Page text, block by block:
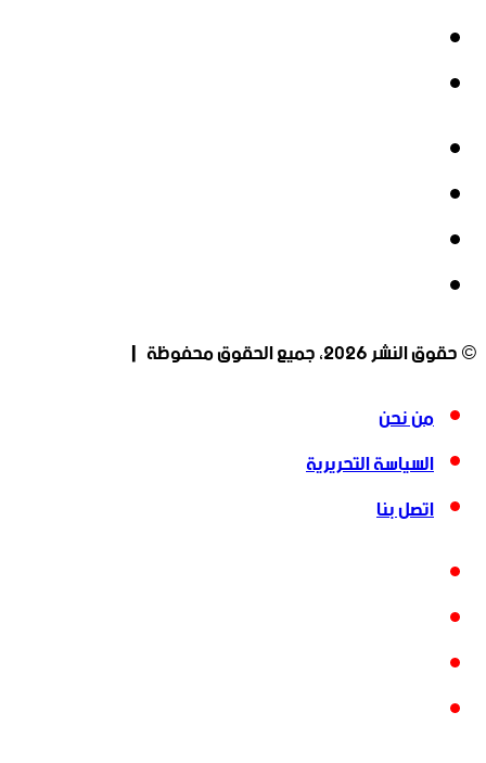
© حقوق النشر 2026، جميع الحقوق محفوظة |
من نحن
السياسة التحريرية
اتصل بنا